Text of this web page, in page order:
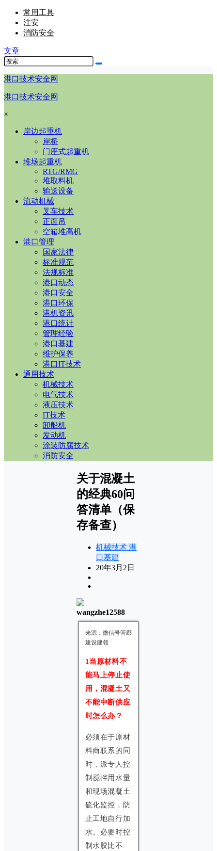
常用工具
注安
消防安全
文章
港口技术安全网
港口技术安全网
×
岸边起重机
岸桥
门座式起重机
堆场起重机
RTG/RMG
堆取料机
输送设备
流动机械
叉车技术
正面吊
空箱堆高机
港口管理
国家法律
标准规范
法规标准
港口动态
港口安全
港口环保
港机资讯
港口统计
管理经验
港口基建
维护保养
港口IT技术
通用技术
机械技术
电气技术
液压技术
IT技术
卸船机
发动机
涂装防腐技术
消防安全
关于混凝土
的经典60问
答清单（保
存备查）
机械技术 港
口基建
20年3月2日
wangzhe12588
来源：微信号管廊
建设建领
1当原材料不
能马上停止使
用，混凝土又
不能中断供应
时怎么办？
必须在于原材
料商联系的同
时，派专人控
制搅拌用水量
和现场混凝土
硫化监控，防
止工地自行加
水。必要时控
制水胶比不